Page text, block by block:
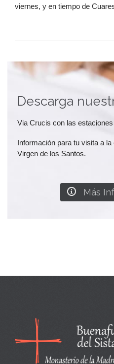
viernes, y en tiempo de
Descarga
Via Crucis con las
Información para tu visita a
Virgen de los Santos.
 Más